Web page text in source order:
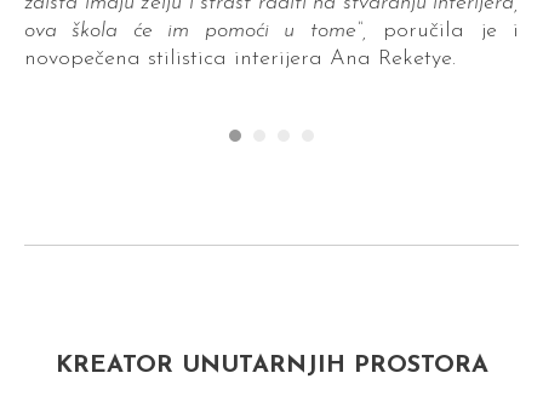
ova škola će im pomoći u tome“,
poručila je i
novopečena stilistica interijera Ana Reketye.
KREATOR UNUTARNJIH PROSTORA